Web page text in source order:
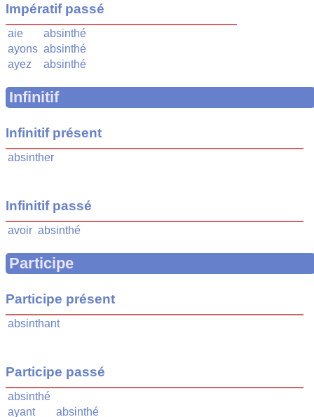
Impératif passé
aie
absinthé
ayons absinthé
ayez
absinthé
Infinitif
Infinitif présent
absinther
Infinitif passé
avoir absinthé
Participe
Participe présent
absinthant
Participe passé
absinthé
ayant
absinthé